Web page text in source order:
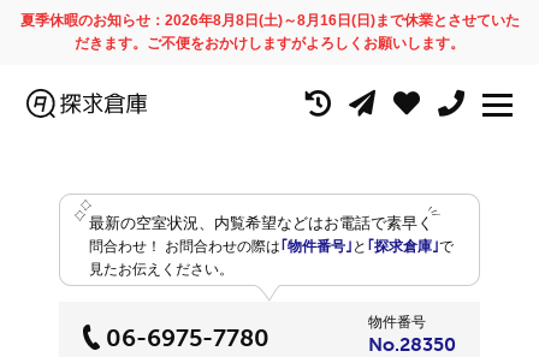
夏季休暇のお知らせ：2026年8月8日(土)～8月16日(日)まで休業とさせていた
だきます。ご不便をおかけしますがよろしくお願いします。
最新の空室状況、内覧希望などはお電話で素早く
問合わせ！ お問合わせの際は ｢物件番号｣ と ｢探求倉庫｣で
見たお伝えください。
06-6975-7780
物件番号
No.28350